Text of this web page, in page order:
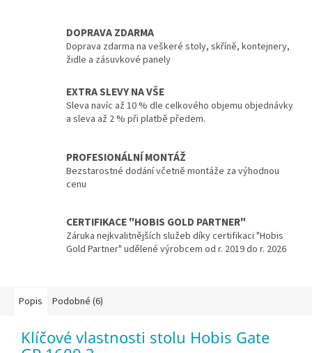
DOPRAVA ZDARMA
Doprava zdarma na veškeré stoly, skříně, kontejnery,
židle a zásuvkové panely
EXTRA SLEVY NA VŠE
Sleva navíc až 10 % dle celkového objemu objednávky
a sleva až 2 % při platbě předem.
PROFESIONÁLNÍ MONTÁŽ
Bezstarostné dodání včetně montáže za výhodnou
cenu
CERTIFIKACE "HOBIS GOLD PARTNER"
Záruka nejkvalitnějších služeb díky certifikaci "Hobis
Gold Partner" udělené výrobcem od r. 2019 do r. 2026
Popis Podobné (6)
Klíčové vlastnosti stolu Hobis Gate